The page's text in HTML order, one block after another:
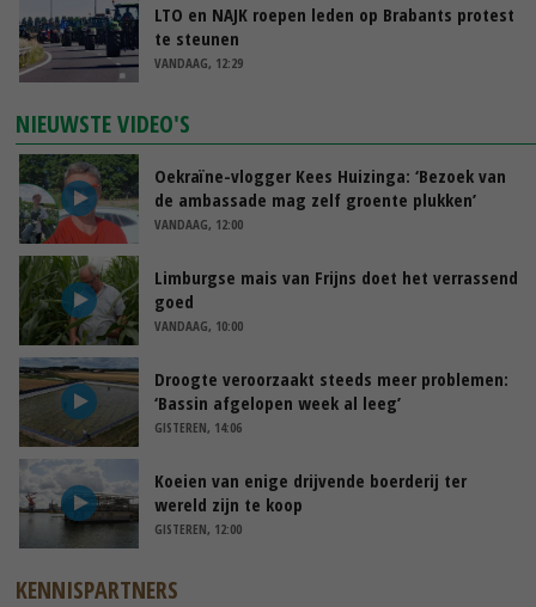
LTO en NAJK roepen leden op Brabants protest
te steunen
VANDAAG, 12:29
NIEUWSTE VIDEO'S
Oekraïne-vlogger Kees Huizinga: ‘Bezoek van
de ambassade mag zelf groente plukken’
VANDAAG, 12:00
Limburgse mais van Frijns doet het verrassend
goed
VANDAAG, 10:00
Droogte veroorzaakt steeds meer problemen:
‘Bassin afgelopen week al leeg’
GISTEREN, 14:06
Koeien van enige drijvende boerderij ter
wereld zijn te koop
GISTEREN, 12:00
KENNISPARTNERS